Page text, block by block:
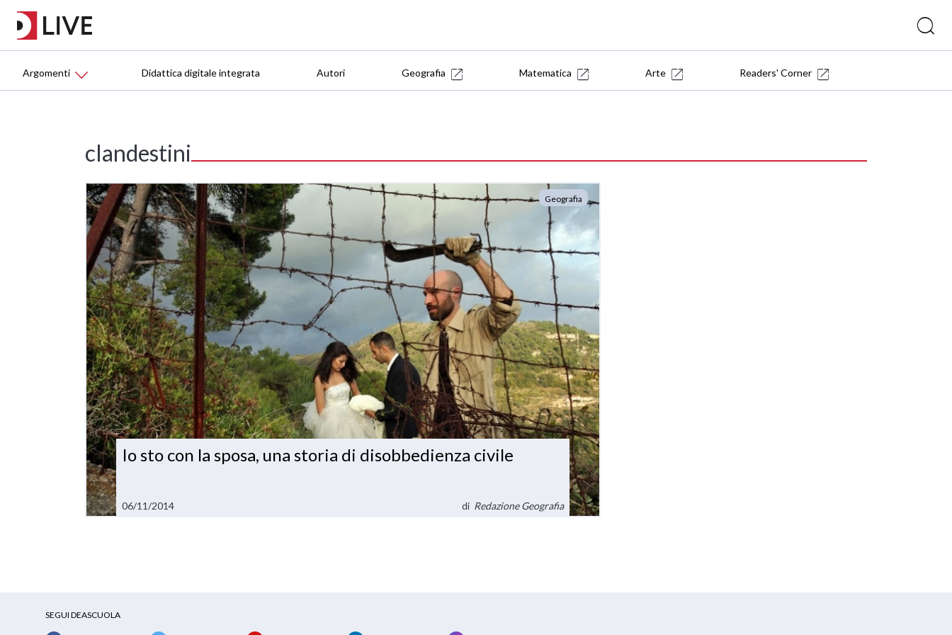
Argomenti Didattica digitale integrata Autori Geografia Matematica Arte Readers' Corner
clandestini
Geografia
Io sto con la sposa, una storia di disobbedienza civile
06/11/2014 di Redazione Geografia
SEGUI DEASCUOLA